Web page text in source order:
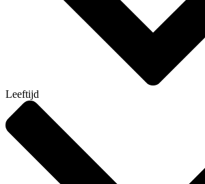
Leeftijd